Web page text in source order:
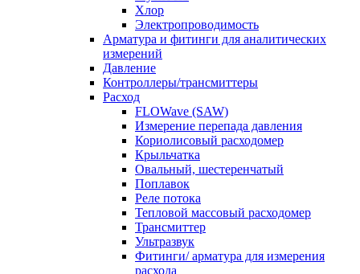
Хлор
Электропроводимость
Арматура и фитинги для аналитических
измерений
Давление
Контроллеры/трансмиттеры
Расход
FLOWave (SAW)
Измерение перепада давления
Кориолисовый расходомер
Крыльчатка
Овальный, шестеренчатый
Поплавок
Реле потока
Тепловой массовый расходомер
Трансмиттер
Ультразвук
Фитинги/ арматура для измерения
расхода